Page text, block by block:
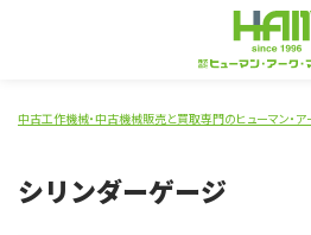
中古工作機械・中古機械販売と買取専門のヒューマン・ア
シリンダーゲージ